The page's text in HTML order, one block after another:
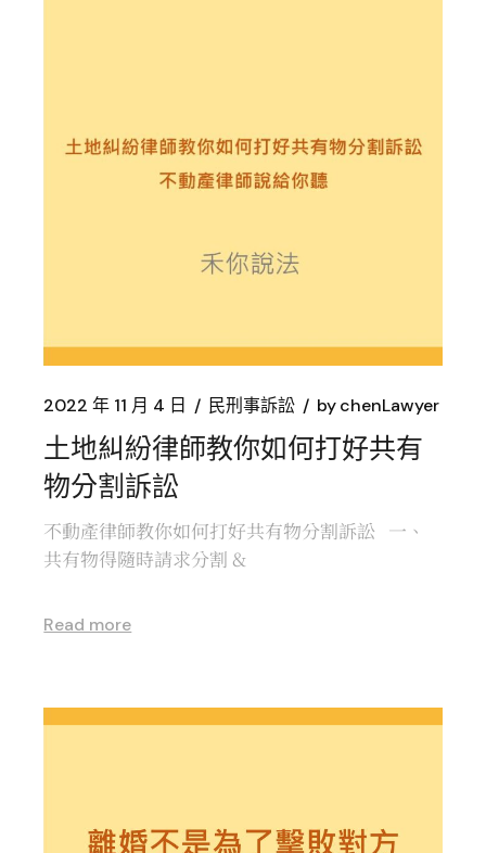
2022 年 11 月 4 日 民刑事訴訟 bychenLawyer
土地糾紛律師教你如何打好共有
物分割訴訟
不動產律師教你如何打好共有物分割訴訟 一、
共有物得隨時請求分割 &
Read more